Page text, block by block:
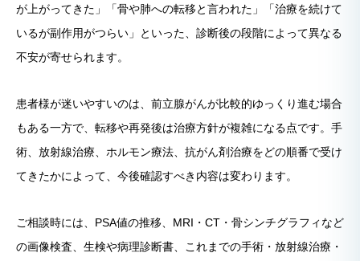
が上がってきた」「骨や肺への転移と言われた」「治療を続けて
いるが副作用がつらい」といった、診断後の段階によって異なる
不安が寄せられます。
患者様が迷いやすいのは、前立腺がんが比較的ゆっくり進む場合
もある一方で、転移や再発後は治療方針が複雑になる点です。手
術、放射線治療、ホルモン療法、抗がん剤治療をどの順番で受け
てきたかによって、今後確認すべき内容は変わります。
ご相談時には、PSA値の推移、MRI・CT・骨シンチグラフィなど
の画像検査、生検や病理診断書、これまでの手術・放射線治療・